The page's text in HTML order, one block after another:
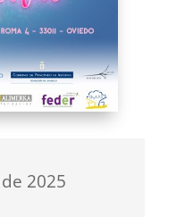
2025